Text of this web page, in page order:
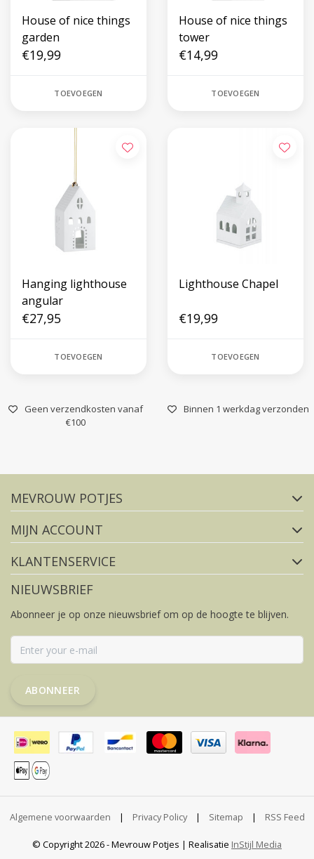
House of nice things
garden
€19,99
TOEVOEGEN
House of nice things
tower
€14,99
TOEVOEGEN
Hanging lighthouse
angular
€27,95
TOEVOEGEN
Lighthouse Chapel
€19,99
TOEVOEGEN
Geen verzendkosten vanaf
€100
Binnen 1 werkdag verzonden
FACEBOOK
MEVROUW POTJES
MIJN ACCOUNT
KLANTENSERVICE
NIEUWSBRIEF
Abonneer je op onze nieuwsbrief om op de hoogte te blijven.
ABONNEER
Algemene voorwaarden | Privacy Policy | Sitemap | RSS Feed
© Copyright 2026 - Mevrouw Potjes | Realisatie InStijl Media